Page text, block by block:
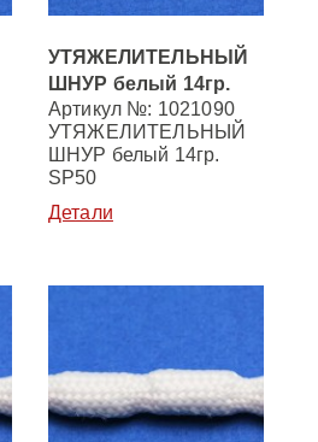
УТЯЖЕЛИТЕЛЬНЫЙ
ШНУР белый 14гр.
Артикул №: 1021090
УТЯЖЕЛИТЕЛЬНЫЙ
ШНУР белый 14гр.
SP50
Детали